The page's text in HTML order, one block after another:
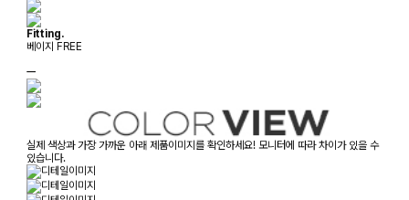
Fitting.
베이지 FREE
ㅡ
실제 색상과 가장 가까운 아래 제품이미지를 확인하세요! 모니터에 따라 차이가 있을 수
있습니다.